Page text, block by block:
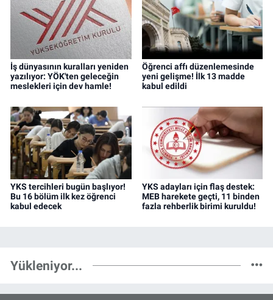
İş dünyasının kuralları yeniden
yazılıyor: YÖK'ten geleceğin
meslekleri için dev hamle!
Öğrenci affı düzenlemesinde
yeni gelişme! İlk 13 madde
kabul edildi
YKS tercihleri bugün başlıyor!
Bu 16 bölüm ilk kez öğrenci
kabul edecek
YKS adayları için flaş destek:
MEB harekete geçti, 11 binden
fazla rehberlik birimi kuruldu!
Yükleniyor...